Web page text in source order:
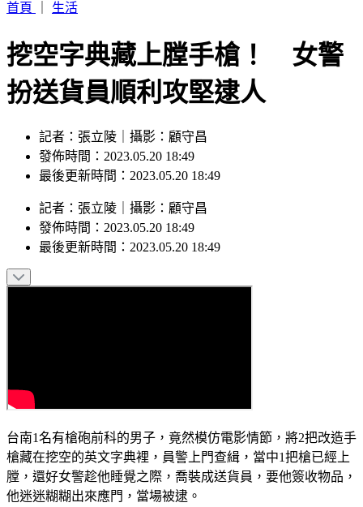
首頁
生活
挖空字典藏上膛手槍！ 女警
扮送貨員順利攻堅逮人
記者：張立陵｜攝影：顧守昌
發佈時間：2023.05.20 18:49
最後更新時間：2023.05.20 18:49
記者 ： 張立陵 攝影 ： 顧守昌
發佈時間： 2023.05.20 18:49
最後更新時間： 2023.05.20 18:49
台南1名有槍砲前科的男子，竟然模仿電影情節，將2把改造手
槍藏在挖空的英文字典裡，員警上門查緝，當中1把槍已經上
膛，還好女警趁他睡覺之際，喬裝成送貨員，要他簽收物品，
他迷迷糊糊出來應門，當場被逮。